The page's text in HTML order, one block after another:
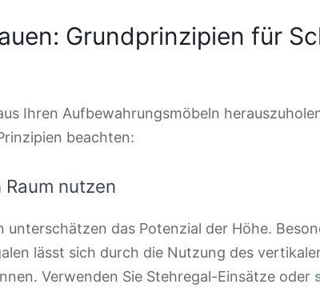
Grundprinzipien für
Ihren Aufbewahrungsmöbeln
beachten:
nutzen
unterschätzen das Potenzial der Höhe.
lässt sich durch die Nutzung des
Verwenden Sie Stehregal-Einsätze oder